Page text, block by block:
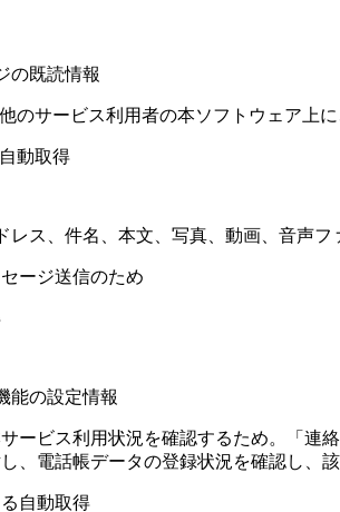
の既読情報
のサービス利用者の本ソフトウェア上
動取得
レス、件名、本文、写真、動画、音声
ジ送信のため
能の設定情報
利用状況を確認するため。「連絡先
、電話帳データの登録状況を確認し、
動取得